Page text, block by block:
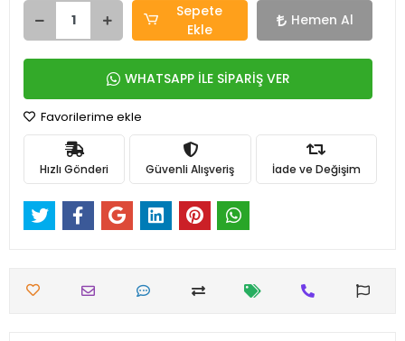
Sepete
Ekle
Hemen Al
WHATSAPP İLE SİPARİŞ VER
Favorilerime ekle
Hızlı Gönderi Güvenli Alışveriş İade ve Değişim